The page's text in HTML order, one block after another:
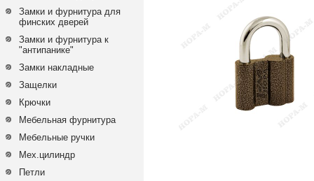
Замки и фурнитура для
финских дверей
Замки и фурнитура к
"антипанике"
Замки накладные
Защелки
Крючки
Мебельная фурнитура
Мебельные ручки
Мех.цилиндр
Петли